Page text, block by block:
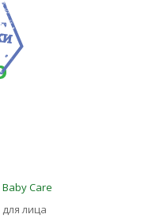
Baby Care
для лица